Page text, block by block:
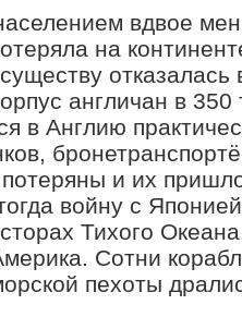
вдвое
на
отказалась
англичан в
в Англию
и их
войну с
Тихого
Сотни
пехоты